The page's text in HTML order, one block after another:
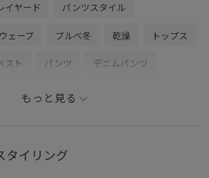
イヤード パンツスタイル
ウェーブ ブルべ冬 乾燥 トップス
スト パンツ デニムパンツ
パンプス
26SSRPgoods
もっと見る
タイリング